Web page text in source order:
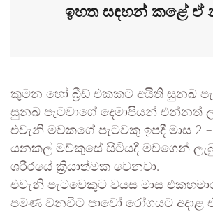
ඉහත සඳහන් කළේ ඒ
කුමන හෝ බ්‍රීඩ් එකකට අයිති සුනඛ
සුනඛ පැටවාගේ දෙමාපියන් එන්නත්
එවැනි මවකගේ පැටවකු ඉපදී මාස 2
යනකල් මව්කුසේ සිටියදී මවගෙන්
ශරීරයේ ක්‍රියාත්මක වෙනවා.
එවැනි පැටවෙකුට වයස මාස
පමණ වනවිට පාවෝ රෝගයට අදාළ